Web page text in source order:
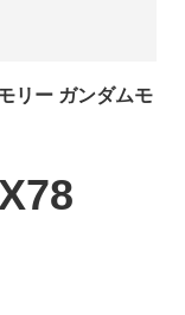
リー ガンダムモ